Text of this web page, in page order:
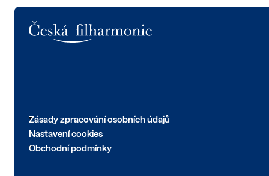
Zásady zpracování osobních údajů
Nastavení cookies
Obchodní podmínky